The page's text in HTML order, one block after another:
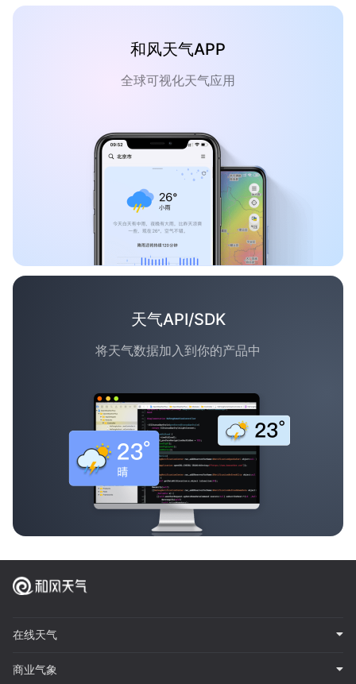
和风天气APP
全球可视化天气应用
天气API/SDK
将天气数据加入到你的产品中
在线天气
商业气象